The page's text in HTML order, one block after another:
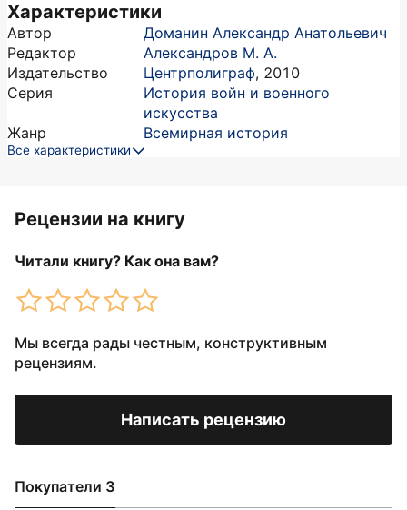
Характеристики
Автор
Доманин Александр Анатольевич
Редактор
Александров М. А.
Издательство
Центрполиграф, 2010
Серия
История войн и военного
искусства
Жанр
Всемирная история
Все характеристики
Рецензии на книгу
Читали книгу? Как она вам?
Мы всегда рады честным, конструктивным
рецензиям.
Написать рецензию
Покупатели 3